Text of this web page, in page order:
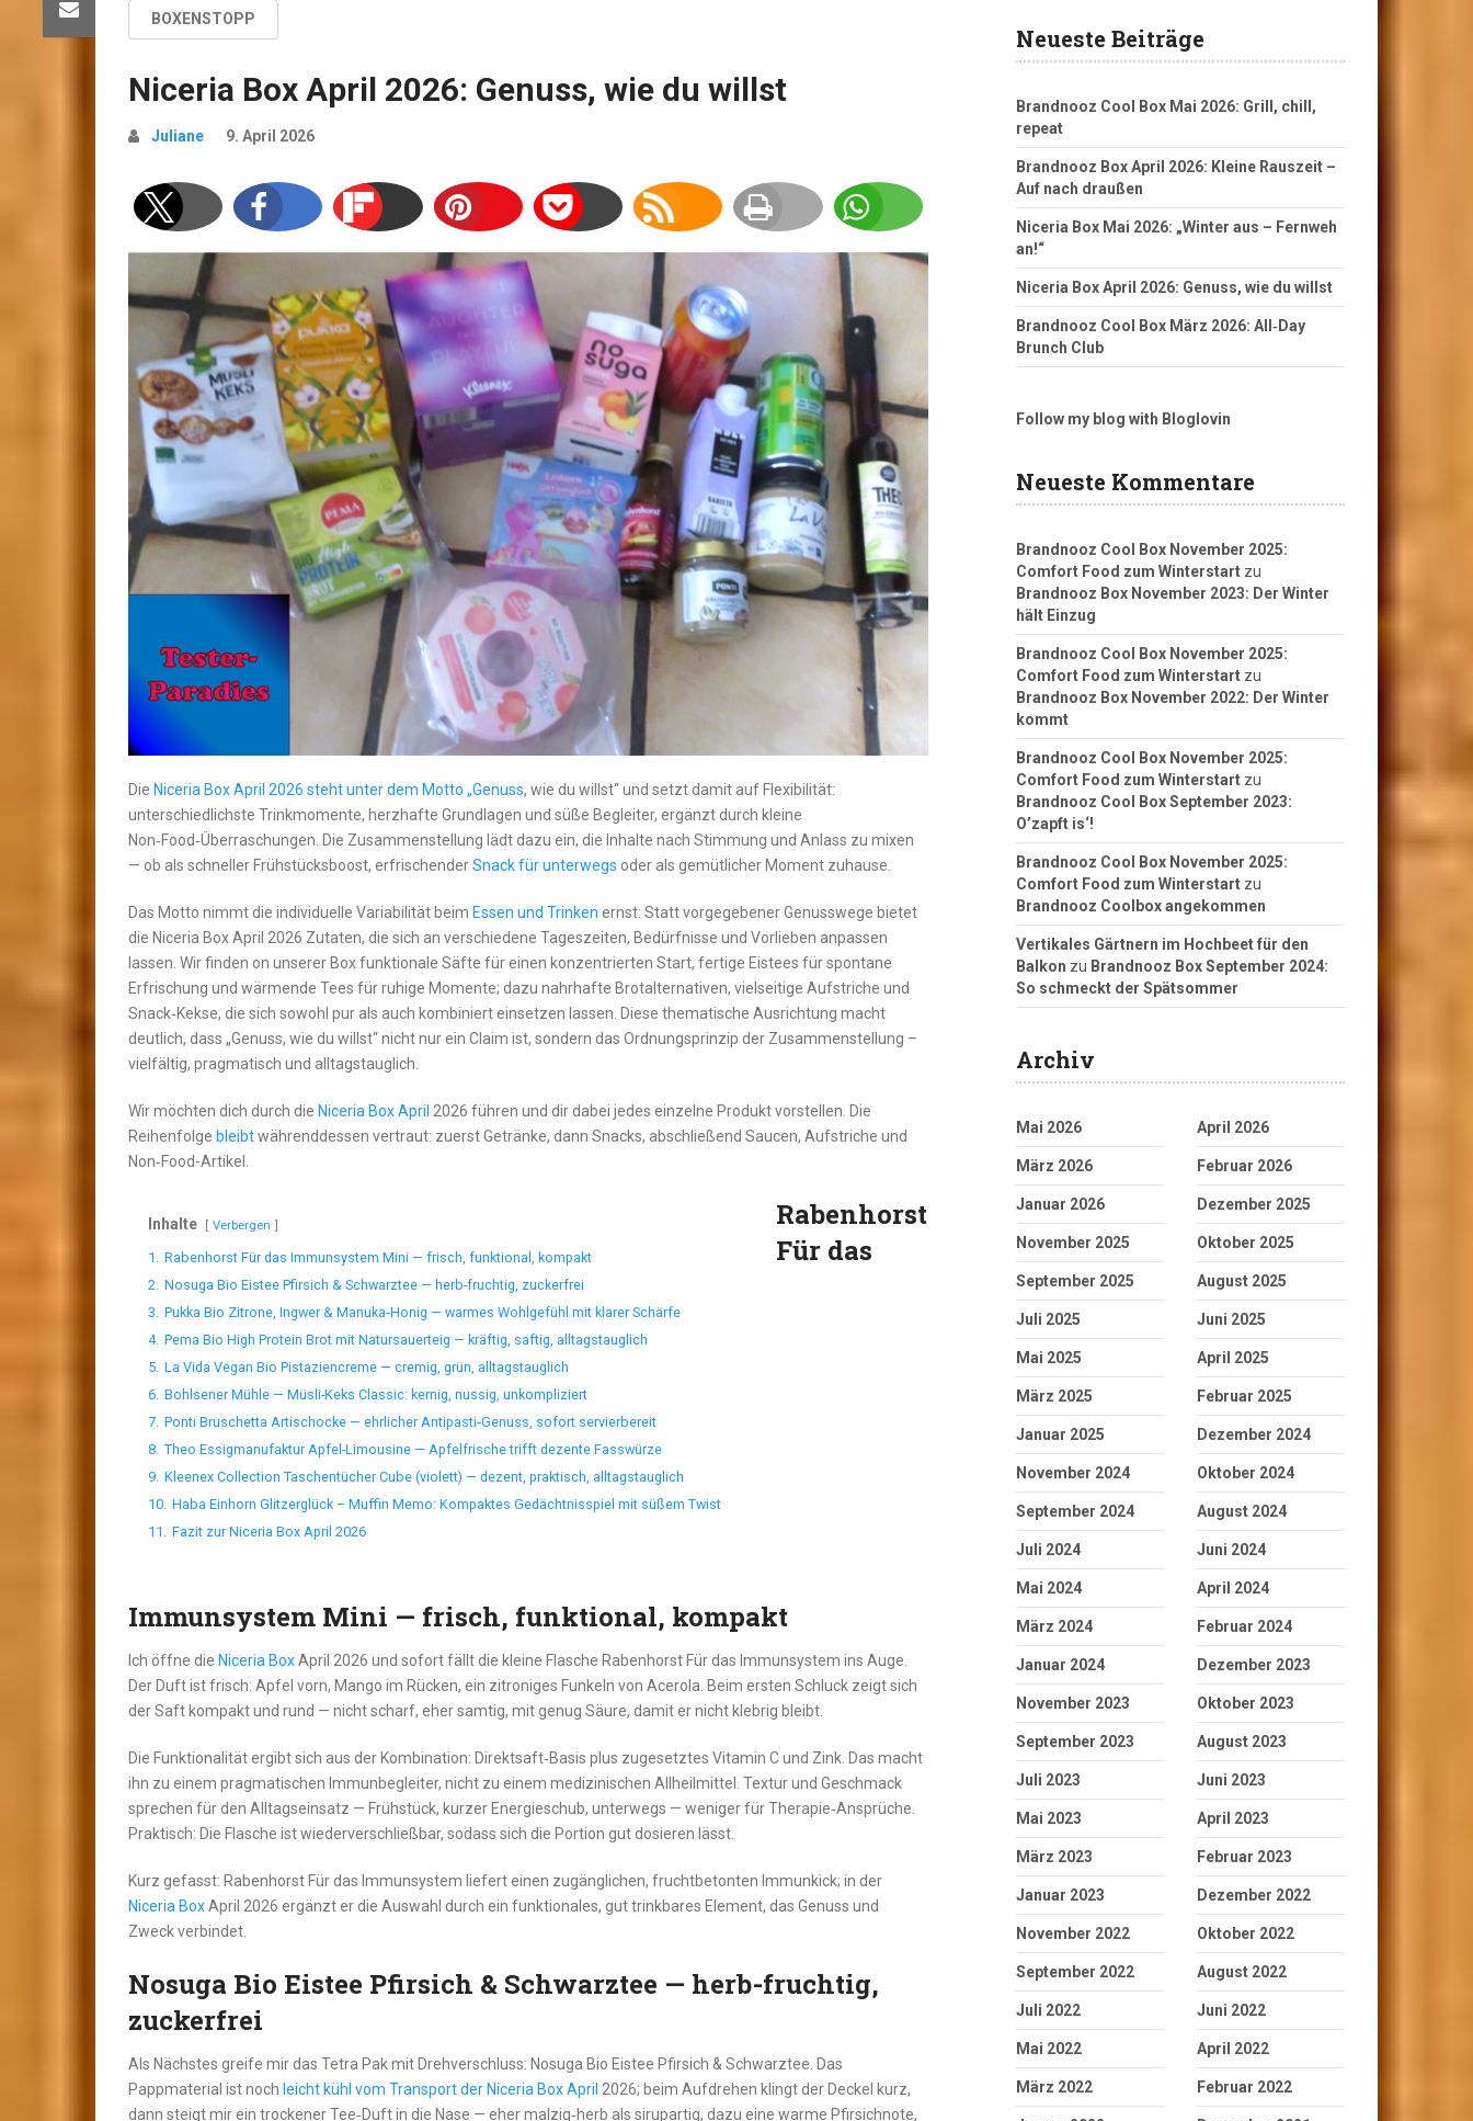
BOXENSTOPP
Niceria Box April 2026: Genuss, wie du willst
Juliane 9. April 2026
Die Niceria Box April 2026 steht unter dem Motto „Genuss, wie du willst“ und setzt damit auf Flexibilität:
unterschiedlichste Trinkmomente, herzhafte Grundlagen und süße Begleiter, ergänzt durch kleine
Non‑Food‑Überraschungen. Die Zusammenstellung lädt dazu ein, die Inhalte nach Stimmung und Anlass zu mixen
— ob als schneller Frühstücksboost, erfrischenderSnack für unterwegs oder als gemütlicher Moment zuhause.
Das Motto nimmt die individuelle Variabilität beim Essen und Trinken ernst: Statt vorgegebener Genusswege bietet
die Niceria Box April 2026 Zutaten, die sich an verschiedene Tageszeiten, Bedürfnisse und Vorlieben anpassen
lassen. Wir finden on unserer Box funktionale Säfte für einen konzentrierten Start, fertige Eistees für spontane
Erfrischung und wärmende Tees für ruhige Momente; dazu nahrhafte Brotalternativen, vielseitige Aufstriche und
Snack‑Kekse, die sich sowohl pur als auch kombiniert einsetzen lassen. Diese thematische Ausrichtung macht
deutlich, dass „Genuss, wie du willst“ nicht nur ein Claim ist, sondern das Ordnungsprinzip der Zusammenstellung –
vielfältig, pragmatisch und alltagstauglich.
Wir möchten dich durch die Niceria Box April 2026 führen und dir dabei jedes einzelne Produkt vorstellen. Die
Reihenfolge bleibtwährenddessen vertraut: zuerst Getränke, dann Snacks, abschließend Saucen, Aufstriche und
Non‑Food-Artikel.
Inhalte Verbergen
1. Rabenhorst Für das Immunsystem Mini — frisch, funktional, kompakt
2. Nosuga Bio Eistee Pfirsich & Schwarztee — herb-fruchtig, zuckerfrei
3. Pukka Bio Zitrone, Ingwer & Manuka‑Honig — warmes Wohlgefühl mit klarer Schärfe
4. Pema Bio High Protein Brot mit Natursauerteig — kräftig, saftig, alltagstauglich
5. La Vida Vegan Bio Pistaziencreme — cremig, grün, alltagstauglich
6. Bohlsener Mühle — Müsli-Keks Classic: kernig, nussig, unkompliziert
7. Ponti Bruschetta Artischocke — ehrlicher Antipasti‑Genuss, sofort servierbereit
8. Theo Essigmanufaktur Apfel-Limousine — Apfelfrische trifft dezente Fasswürze
9. Kleenex Collection Taschentücher Cube (violett) — dezent, praktisch, alltagstauglich
10. Haba Einhorn Glitzerglück – Muffin Memo: Kompaktes Gedächtnisspiel mit süßem Twist
11. Fazit zur Niceria Box April 2026
Rabenhorst
Für das
Immunsystem Mini — frisch, funktional, kompakt
Ich öffne die Niceria BoxApril 2026 und sofort fällt die kleine Flasche Rabenhorst Für das Immunsystem ins Auge.
Der Duft ist frisch: Apfel vorn, Mango im Rücken, ein zitroniges Funkeln von Acerola. Beim ersten Schluck zeigt sich
der Saft kompakt und rund — nicht scharf, eher samtig, mit genug Säure, damit er nicht klebrig bleibt.
Die Funktionalität ergibt sich aus der Kombination: Direktsaft‑Basis plus zugesetztes Vitamin C und Zink. Das macht
ihn zu einem pragmatischen Immunbegleiter, nicht zu einem medizinischen Allheilmittel. Textur und Geschmack
sprechen für den Alltagseinsatz — Frühstück, kurzer Energieschub, unterwegs — weniger für Therapie‑Ansprüche.
Praktisch: Die Flasche ist wiederverschließbar, sodass sich die Portion gut dosieren lässt.
Kurz gefasst: Rabenhorst Für das Immunsystem liefert einen zugänglichen, fruchtbetonten Immunkick; in der
Niceria BoxApril 2026 ergänzt er die Auswahl durch ein funktionales, gut trinkbares Element, das Genuss und
Zweck verbindet.
Nosuga Bio Eistee Pfirsich & Schwarztee — herb-fruchtig,
zuckerfrei
Als Nächstes greife mir das Tetra Pak mit Drehverschluss: Nosuga Bio Eistee Pfirsich & Schwarztee. Das
Pappmaterial ist noch leicht kühl vom Transport der Niceria Box April 2026; beim Aufdrehen klingt der Deckel kurz,
dann steigt mir ein trockener Tee‑Duft in die Nase — eher malzig‑herb als sirupartig, dazu eine warme Pfirsichnote,
Neueste Beiträge
Brandnooz Cool Box Mai 2026: Grill, chill,
repeat
Brandnooz Box April 2026: Kleine Rauszeit –
Auf nach draußen
Niceria Box Mai 2026: „Winter aus – Fernweh
an!“
Niceria Box April 2026: Genuss, wie du willst
Brandnooz Cool Box März 2026: All‑Day
Brunch Club
Follow my blog with Bloglovin
Neueste Kommentare
Brandnooz Cool Box November 2025:
Comfort Food zum Winterstart zu
Brandnooz Box November 2023: Der Winter
hält Einzug
Brandnooz Cool Box November 2025:
Comfort Food zum Winterstart zu
Brandnooz Box November 2022: Der Winter
kommt
Brandnooz Cool Box November 2025:
Comfort Food zum Winterstart zu
Brandnooz Cool Box September 2023:
O’zapft is‘!
Brandnooz Cool Box November 2025:
Comfort Food zum Winterstart zu
Brandnooz Coolbox angekommen
Vertikales Gärtnern im Hochbeet für den
Balkon zu Brandnooz Box September 2024:
So schmeckt der Spätsommer
Archiv
Mai 2026 April 2026
März 2026 Februar 2026
Januar 2026 Dezember 2025
November 2025 Oktober 2025
September 2025 August 2025
Juli 2025 Juni 2025
Mai 2025 April 2025
März 2025 Februar 2025
Januar 2025 Dezember 2024
November 2024 Oktober 2024
September 2024 August 2024
Juli 2024 Juni 2024
Mai 2024 April 2024
März 2024 Februar 2024
Januar 2024 Dezember 2023
November 2023 Oktober 2023
September 2023 August 2023
Juli 2023 Juni 2023
Mai 2023 April 2023
März 2023 Februar 2023
Januar 2023 Dezember 2022
November 2022 Oktober 2022
September 2022 August 2022
Juli 2022 Juni 2022
Mai 2022 April 2022
März 2022 Februar 2022